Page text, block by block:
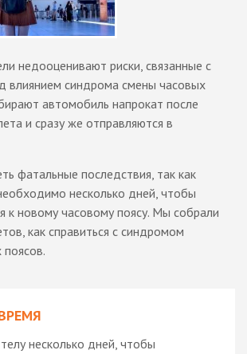
недооценивают риски, связанные с
влиянием синдрома смены часовых
автомобиль напрокат после
и сразу же отправляются в
фатальные последствия, так как
несколько дней, чтобы
к новому часовому поясу. Мы собрали
как справиться с синдромом
несколько дней, чтобы